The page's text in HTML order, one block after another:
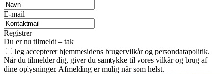
E-mail
Registrer
Du er nu tilmeldt – tak
Jeg accepterer hjemmesidens brugervilkår og persondatapolitik.
Når du tilmelder dig, giver du samtykke til vores vilkår og brug af
dine oplysninger. Afmelding er mulig når som helst.